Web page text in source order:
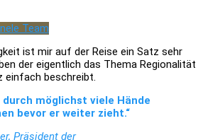
ist mir auf der Reise ein Satz sehr
der eigentlich das Thema Regionalität
einfach beschreibt.
durch möglichst viele Hände
bevor er weiter zieht.“
Präsident der